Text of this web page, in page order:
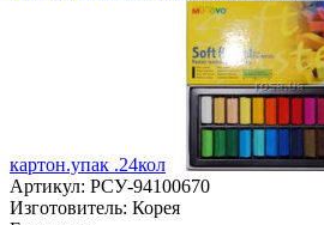
картон.упак .24кол
Артикул: РСУ-94100670
Изготовитель: Корея